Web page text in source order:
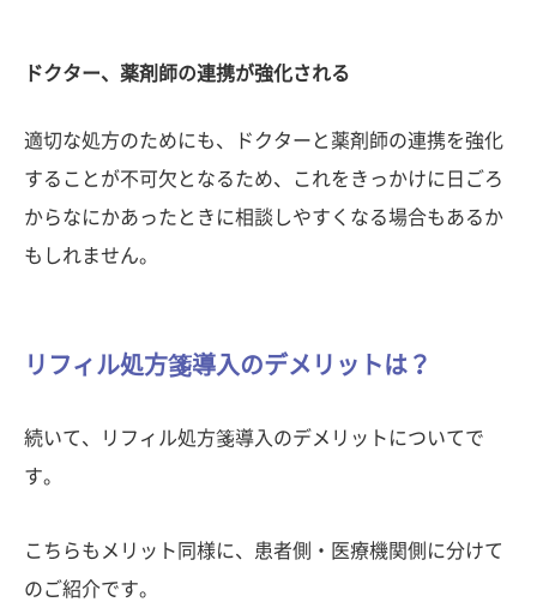
ドクター、薬剤師の連携が強化される
適切な処方のためにも、ドクターと薬剤師の連携を強化
することが不可欠となるため、これをきっかけに日ごろ
からなにかあったときに相談しやすくなる場合もあるか
もしれません。
リフィル処方箋導入のデメリットは？
続いて、リフィル処方箋導入のデメリットについてで
す。
こちらもメリット同様に、患者側・医療機関側に分けて
のご紹介です。